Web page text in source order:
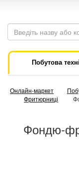
Побутова
Онлайн-маркет
Фритюрниці
Фондю-